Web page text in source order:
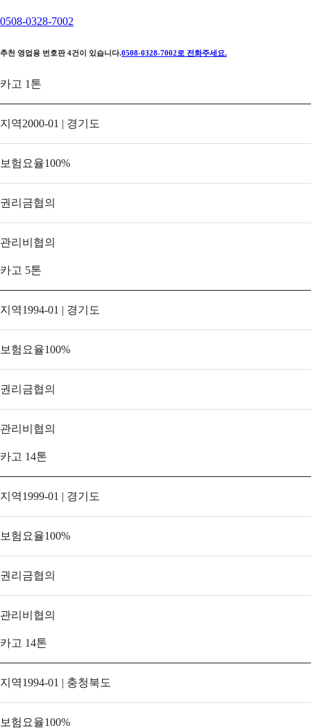
0508-0328-7002
추천 영업용 번호판 4건이 있습니다.0508-0328-7002 로 전화주세요.
카고 1톤
지역2000-01 | 경기도
보험요율100%
권리금협의
관리비 협의
카고 5톤
지역1994-01 | 경기도
보험요율100%
권리금협의
관리비 협의
카고 14톤
지역1999-01 | 경기도
보험요율100%
권리금협의
관리비 협의
카고 14톤
지역1994-01 | 충청북도
보험요율100%